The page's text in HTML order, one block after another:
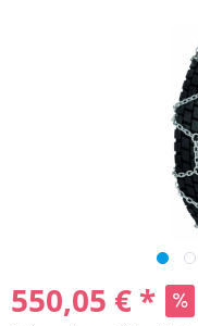
550,05 € *